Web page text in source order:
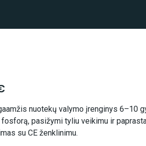
nuotekų valymo įrenginys 6–10
pasižymi tyliu veikimu ir
su CE ženklinimu.